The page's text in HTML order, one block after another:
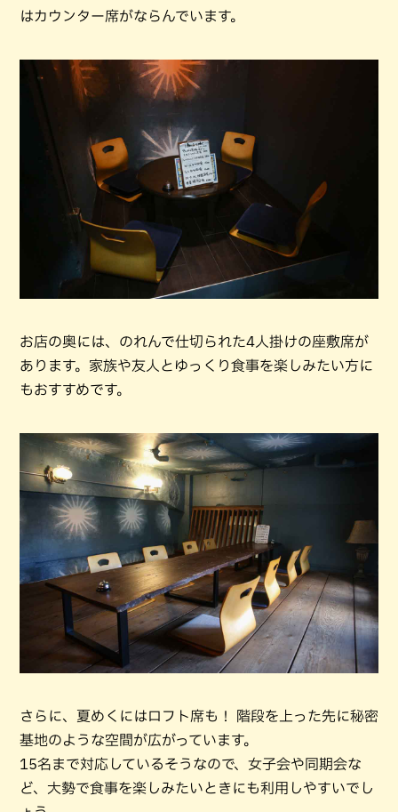
はカウンター席がならんでいます。
お店の奥には、のれんで仕切られた4人掛けの座敷席が
あります。家族や友人とゆっくり食事を楽しみたい方に
もおすすめです。
さらに、夏めくにはロフト席も！ 階段を上った先に秘密
基地のような空間が広がっています。
15名まで対応しているそうなので、女子会や同期会な
ど、大勢で食事を楽しみたいときにも利用しやすいでし